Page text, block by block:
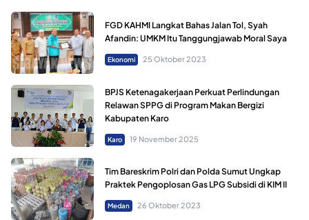
FGD KAHMI Langkat Bahas Jalan Tol, Syah
Afandin: UMKM Itu Tanggungjawab Moral Saya
Ekonomi 25 Oktober 2023
BPJS Ketenagakerjaan Perkuat Perlindungan
Relawan SPPG di Program Makan Bergizi
Kabupaten Karo
Karo 19 November 2025
Tim Bareskrim Polri dan Polda Sumut Ungkap
Praktek Pengoplosan Gas LPG Subsidi di KIM II
Medan 26 Oktober 2023